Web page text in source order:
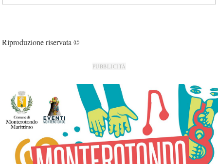
Riproduzione riservata ©
PUBBLICITÀ